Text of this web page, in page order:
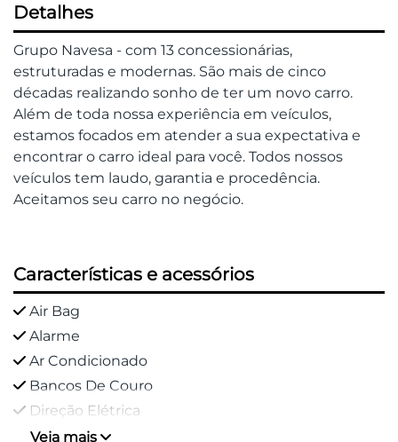
Detalhes
Grupo Navesa - com 13 concessionárias,
estruturadas e modernas. São mais de cinco
décadas realizando sonho de ter um novo carro.
Além de toda nossa experiência em veículos,
estamos focados em atender a sua expectativa e
encontrar o carro ideal para você. Todos nossos
veículos tem laudo, garantia e procedência.
Aceitamos seu carro no negócio.
Características e acessórios
Air Bag
Alarme
Ar Condicionado
Bancos De Couro
Direção Elétrica
Veja mais